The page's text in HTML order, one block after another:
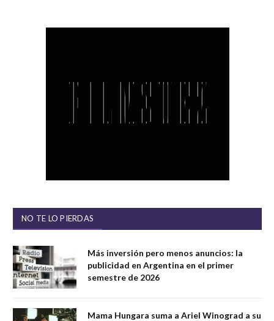
NO TE LO PIERDAS
Más inversión pero menos anuncios: la
publicidad en Argentina en el primer
semestre de 2026
Mama Hungara suma a Ariel Winograd a su